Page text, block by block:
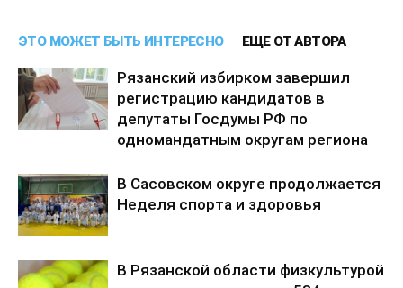
ЭТО МОЖЕТ БЫТЬ ИНТЕРЕСНО ЕЩЕ ОТ АВТОРА
Рязанский избирком завершил
регистрацию кандидатов в
депутаты Госдумы РФ по
одномандатным округам региона
В Сасовском округе продолжается
Неделя спорта и здоровья
В Рязанской области физкультурой